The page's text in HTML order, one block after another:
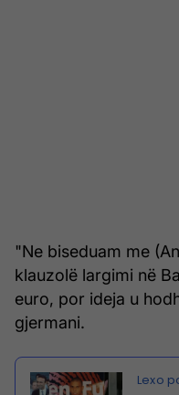
"Ne biseduam me
klauzolë largimi në
euro, por ideja u
gjermani.